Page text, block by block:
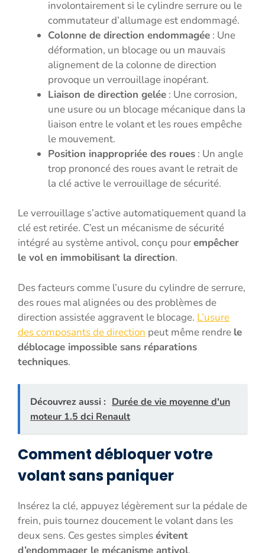
involontairement si le cylindre serrure ou le
commutateur d’allumage est endommagé.
Colonne de direction endommagée : Une
déformation, un blocage ou un mauvais
alignement de la colonne de direction
provoque un verrouillage inopérant.
Liaison de direction gelée : Une corrosion,
une usure ou un blocage mécanique dans la
liaison entre le volant et les roues empêche
le mouvement.
Position inappropriée des roues : Un angle
trop prononcé des roues avant le retrait de
la clé active le verrouillage de sécurité.
Le verrouillage s’active automatiquement quand la
clé est retirée. C’est un mécanisme de sécurité
intégré au système antivol, conçu pourempêcher
le vol en immobilisant la direction.
Des facteurs comme l’usure du cylindre de serrure,
des roues mal alignées ou des problèmes de
direction assistée aggravent le blocage. L’usure
des composants de direction peut même rendre le
déblocage impossible sans réparations
techniques.
Découvrez aussi : Durée de vie moyenne d'un
moteur 1.5 dci Renault
Comment débloquer votre
volant sans paniquer
Insérez la clé, appuyez légèrement sur la pédale de
frein, puis tournez doucement le volant dans les
deux sens. Ces gestes simplesévitent